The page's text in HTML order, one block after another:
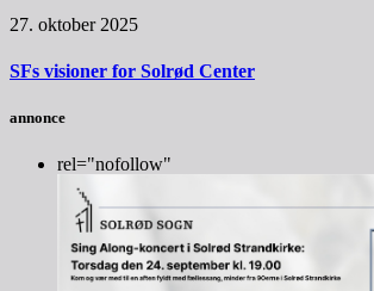
27. oktober 2025
SFs visioner for Solrød Center
annonce
rel="nofollow"